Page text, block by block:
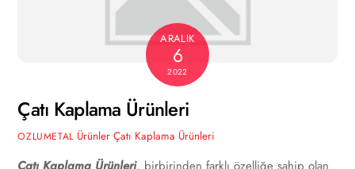
ARALIK
6
2022
Çatı Kaplama Ürünleri
OZLUMETAL Ürünler Çatı Kaplama Ürünleri